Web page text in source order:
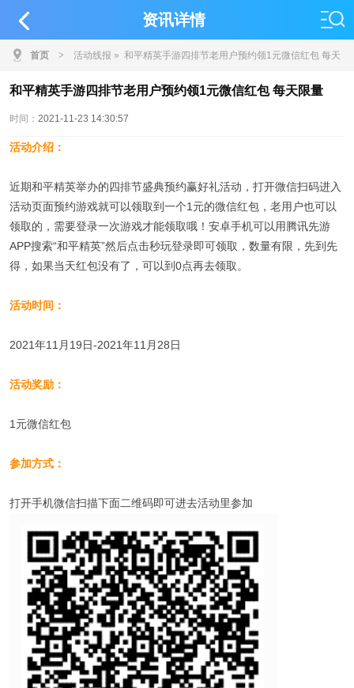
资讯详情
首页 > 活动线报 » 和平精英手游四排节老用户预约领1元微信红包 每天
限量
和平精英手游四排节老用户预约领1元微信红包 每天限量
时间： 2021-11-23 14:30:57
活动介绍：
近期和平精英举办的四排节盛典预约赢好礼活动，打开微信扫码进入
活动页面预约游戏就可以领取到一个1元的微信红包，老用户也可以
领取的，需要登录一次游戏才能领取哦！安卓手机可以用腾讯先游
APP搜索“和平精英”然后点击秒玩登录即可领取，数量有限，先到先
得，如果当天红包没有了，可以到0点再去领取。
活动时间：
2021年11月19日-2021年11月28日
活动奖励：
1元微信红包
参加方式：
打开手机微信扫描下面二维码即可进去活动里参加